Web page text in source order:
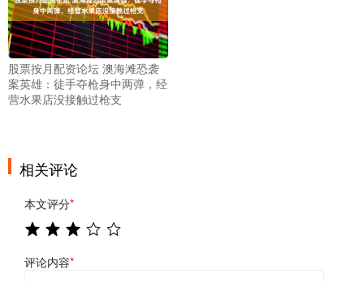
股票按月配资论坛 澳海滩恐袭
案英雄：徒手夺枪身中两弹，经
营水果店没接触过枪支
相关评论
本文评分*
评论内容*